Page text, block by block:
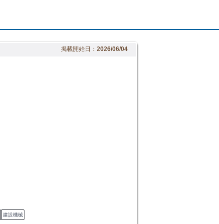
掲載開始日： 2026/06/04
建設機械